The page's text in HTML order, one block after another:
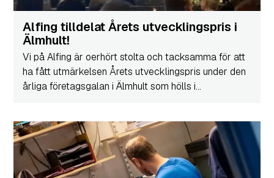
Alfing tilldelat Årets utvecklingspris i
Älmhult!
Vi på Alfing är oerhört stolta och tacksamma för att
ha fått utmärkelsen Årets utvecklingspris under den
årliga företagsgalan i Älmhult som hölls i...